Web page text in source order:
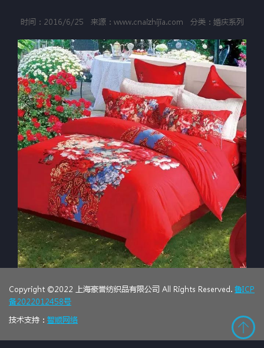
时间：2016/6/25 来源：www.cnaizhijia.com 分类：婚庆系列
Copyright ©2022 上海豪誉纺织品有限公司 All Rights Reserved. 鲁ICP
备2022012458号
技术支持： 智顺网络